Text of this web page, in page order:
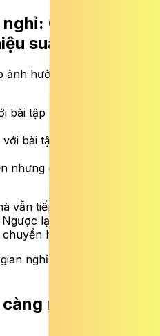
Cân bằng
suất
ảnh hưởng trực tiếp đến
bài tập nặng, đa khớp
bài tập tăng cơ thông
nhưng có thể giảm hiệu
vẫn tiếp tục tập được, có
lại, nghỉ quá lâu sẽ
hóa.
nghỉ theo mục tiêu và
nhiều càng